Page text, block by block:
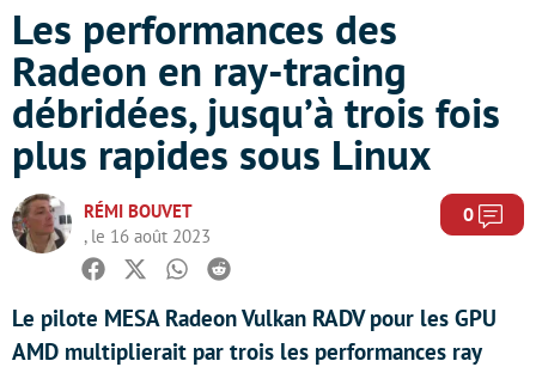
Les performances des
Radeon en ray-tracing
débridées, jusqu’à trois fois
plus rapides sous Linux
RÉMI BOUVET
, le 16 août 2023
0
Facebook
TwitterWhatsapp
Reddit
Le pilote MESA Radeon Vulkan RADV pour les GPU
AMD multiplierait par trois les performances ray